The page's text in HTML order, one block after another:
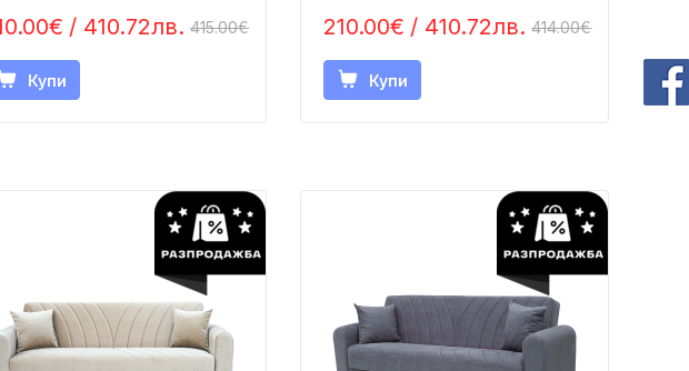
/ 410.72лв. 415.00€
Купи
210.00€ / 410.72лв. 414.00€
Купи